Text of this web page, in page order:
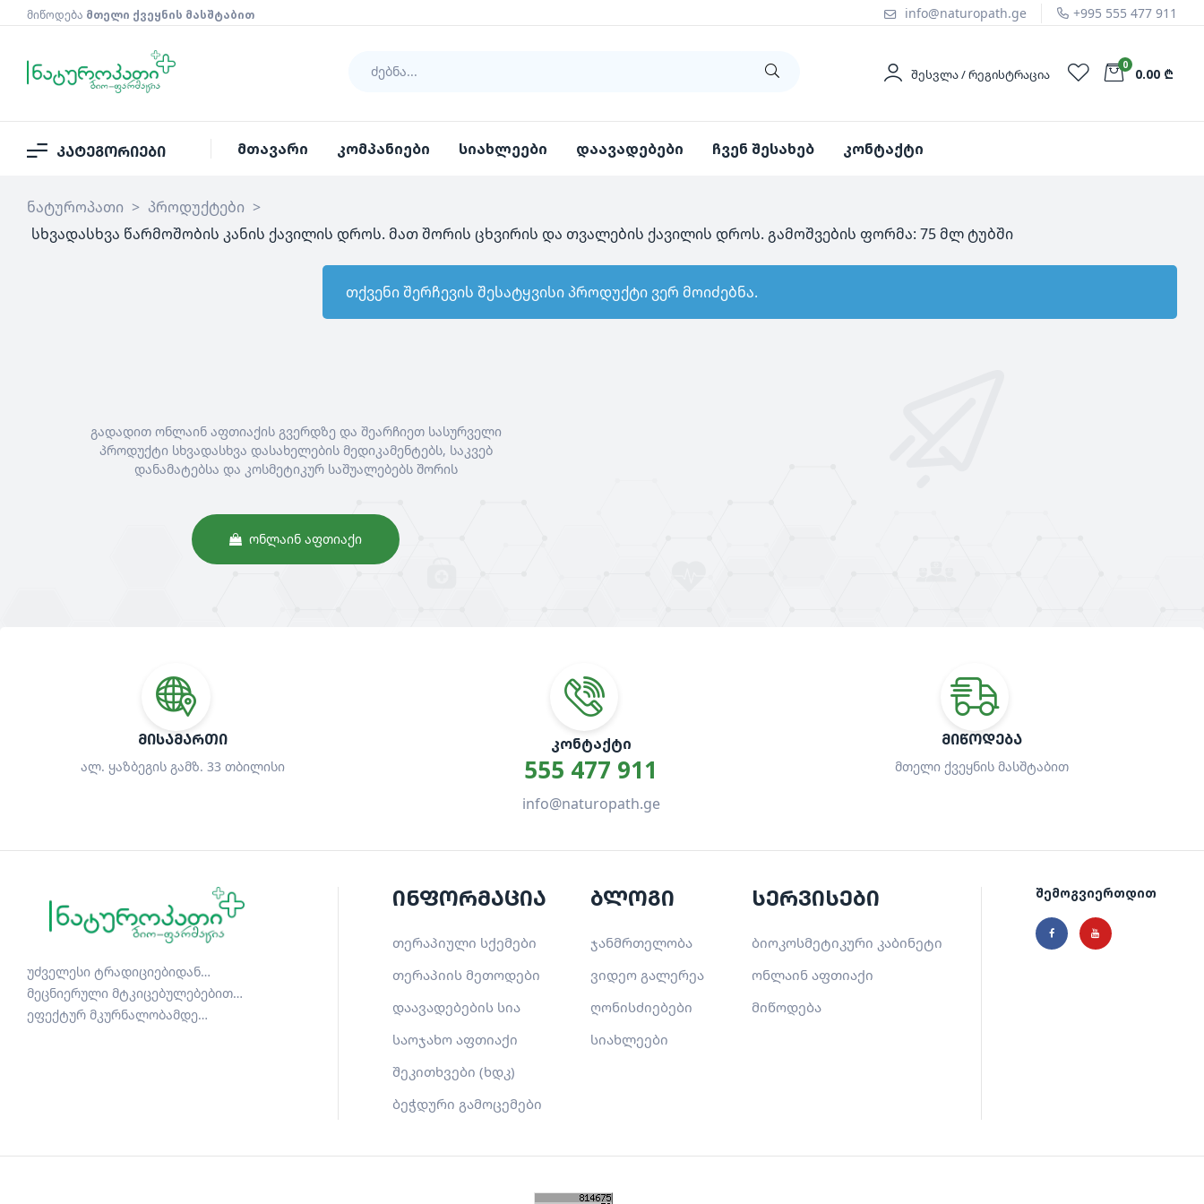
მიწოდება მთელი ქვეყნის მასშტაბით info@naturopath.ge +995 555 477 911
ᲨᲔᲡᲕᲚᲐ / ᲠᲔᲒᲘᲡᲢᲠᲐᲪᲘᲐ
0
0.00 ₾
კატეგორიები მთავარი კომპანიები სიახლეები დაავადებები ჩვენ შესახებ კონტაქტი
ნატუროპათი > პროდუქტები >
სხვადასხვა წარმოშობის კანის ქავილის დროს. მათ შორის ცხვირის და თვალების ქავილის დროს. გამოშვების ფორმა: 75 მლ ტუბში
თქვენი შერჩევის შესატყვისი პროდუქტი ვერ მოიძებნა.
გადადით ონლაინ აფთიაქის გვერდზე და შეარჩიეთ სასურველი
პროდუქტი სხვადასხვა დასახელების მედიკამენტებს, საკვებ
დანამატებსა და კოსმეტიკურ საშუალებებს შორის
ᲝᲜᲚᲐᲘᲜ ᲐᲤᲗᲘᲐᲥᲘ
ᲛᲘᲡᲐᲛᲐᲠᲗᲘ
ალ. ყაზბეგის გამზ. 33 თბილისი
ᲙᲝᲜᲢᲐᲥᲢᲘ
555 477 911
info@naturopath.ge
ᲛᲘᲬᲝᲓᲔᲑᲐ
მთელი ქვეყნის მასშტაბით
უძველესი ტრადიციებიდან…
მეცნიერული მტკიცებულებებით…
ეფექტურ მკურნალობამდე…
ინფორმაცია
თერაპიული სქემები
თერაპიის მეთოდები
დაავადებების სია
საოჯახო აფთიაქი
შეკითხვები (ხდკ)
ბეჭდური გამოცემები
ბლოგი
ჯანმრთელობა
ვიდეო გალერეა
ღონისძიებები
სიახლეები
სერვისები
ბიოკოსმეტიკური კაბინეტი
ონლაინ აფთიაქი
მიწოდება
შემოგვიერთდით